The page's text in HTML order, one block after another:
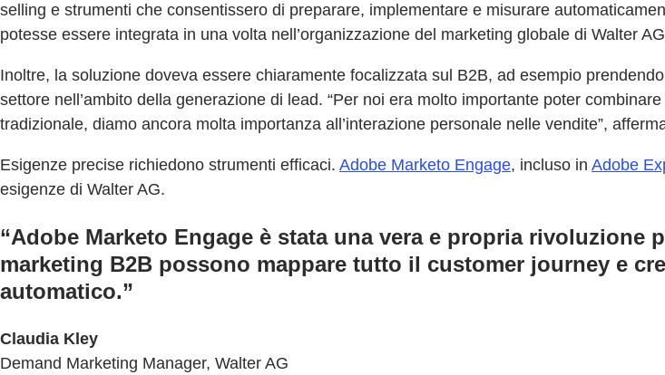
selling e strumenti che consentissero di preparare, implementare e misurare
potesse essere integrata in una volta nell’organizzazione del marketing globale di Walter
Inoltre, la soluzione doveva essere chiaramente focalizzata sul B2B, ad esempio
settore nell’ambito della generazione di lead. “Per noi era molto importante poter
tradizionale, diamo ancora molta importanza all’interazione personale nelle vendite”,
Esigenze precise richiedono strumenti efficaci. Adobe Marketo Engage, incluso in Adobe
esigenze di Walter AG.
“Adobe Marketo Engage è stata una vera e propria
marketing B2B possono mappare tutto il customer journey e
automatico.”
Claudia Kley
Demand Marketing Manager, Walter AG